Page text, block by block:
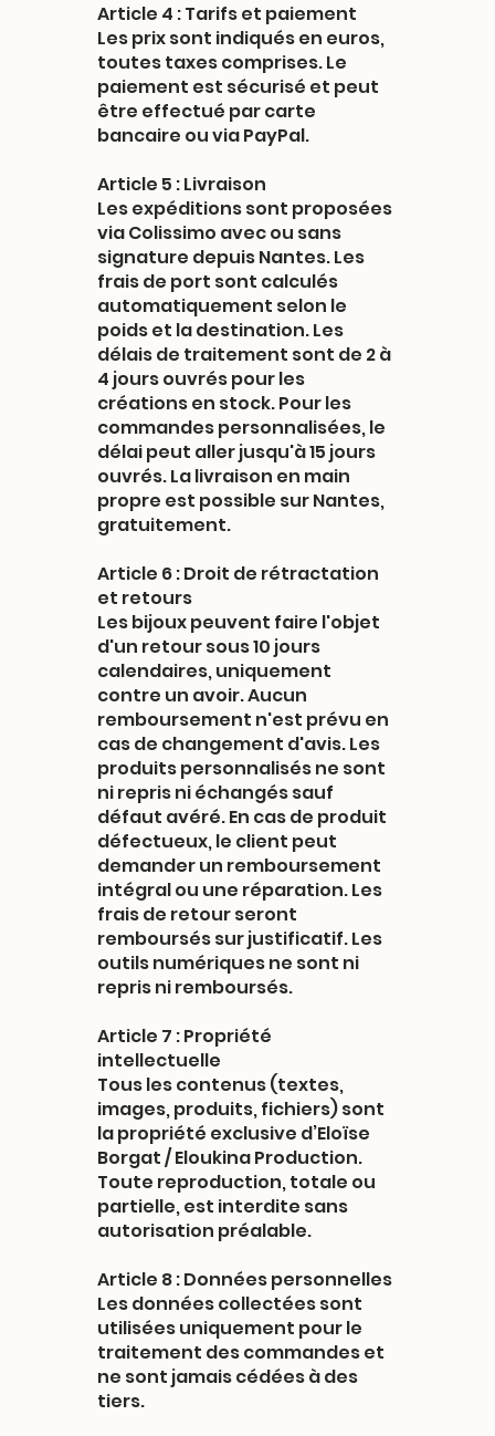
Article 4 : Tarifs et paiement
Les prix sont indiqués en euros,
toutes taxes comprises. Le
paiement est sécurisé et peut
être effectué par carte
bancaire ou via PayPal.
Article 5 : Livraison
Les expéditions sont proposées
via Colissimo avec ou sans
signature depuis Nantes. Les
frais de port sont calculés
automatiquement selon le
poids et la destination. Les
délais de traitement sont de 2 à
4 jours ouvrés pour les
créations en stock. Pour les
commandes personnalisées, le
délai peut aller jusqu'à 15 jours
ouvrés. La livraison en main
propre est possible sur Nantes,
gratuitement.
Article 6 : Droit de rétractation
et retours
Les bijoux peuvent faire l'objet
d'un retour sous 10 jours
calendaires, uniquement
contre un avoir. Aucun
remboursement n'est prévu en
cas de changement d'avis. Les
produits personnalisés ne sont
ni repris ni échangés sauf
défaut avéré. En cas de produit
défectueux, le client peut
demander un remboursement
intégral ou une réparation. Les
frais de retour seront
remboursés sur justificatif. Les
outils numériques ne sont ni
repris ni remboursés.
Article 7 : Propriété
intellectuelle
Tous les contenus (textes,
images, produits, fichiers) sont
la propriété exclusive d’Eloïse
Borgat / Eloukina Production.
Toute reproduction, totale ou
partielle, est interdite sans
autorisation préalable.
Article 8 : Données personnelles
Les données collectées sont
utilisées uniquement pour le
traitement des commandes et
ne sont jamais cédées à des
tiers.